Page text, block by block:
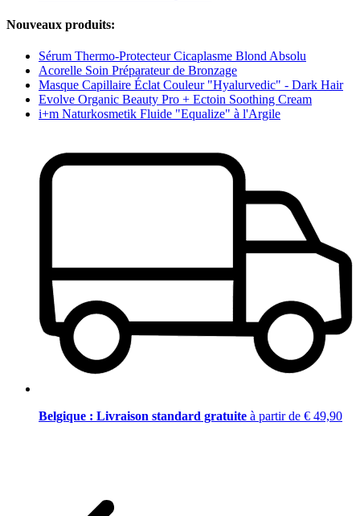
Nouveaux produits:
Sérum Thermo-Protecteur Cicaplasme Blond Absolu
Acorelle Soin Préparateur de Bronzage
Masque Capillaire Éclat Couleur "Hyalurvedic" - Dark Hair
Evolve Organic Beauty Pro + Ectoin Soothing Cream
i+m Naturkosmetik Fluide "Equalize" à l'Argile
Belgique : Livraison standard gratuite à partir de € 49,90